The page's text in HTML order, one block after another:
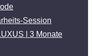
Session
| 3 Monate